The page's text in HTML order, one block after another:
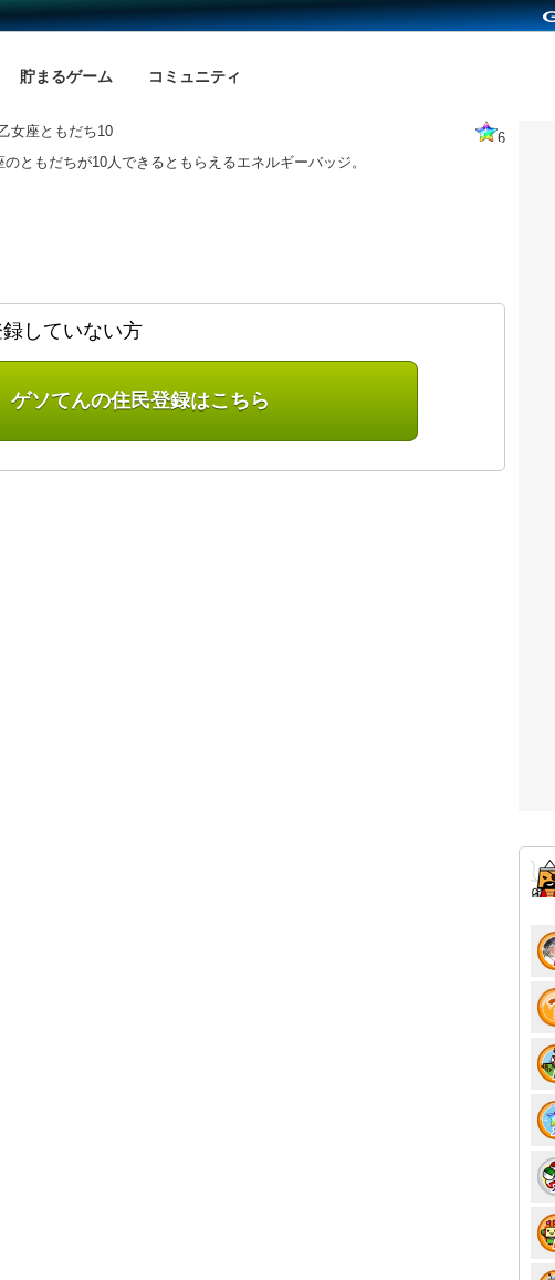
貯まるゲーム コミュニティ
女座ともだち10
6
のともだちが10人できるともらえるエネルギーバッジ。
していない方
ゲソてんの住民登録はこちら